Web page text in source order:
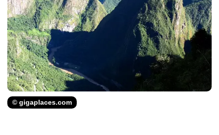
© gigaplaces.com